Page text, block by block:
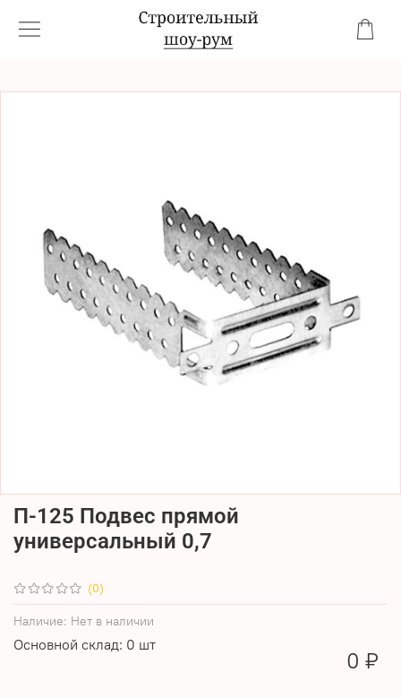
(0)
Наличие: Нет в наличии
Основной склад: 0 шт
П-125 Подвес прямой
универсальный 0,7
0 ₽